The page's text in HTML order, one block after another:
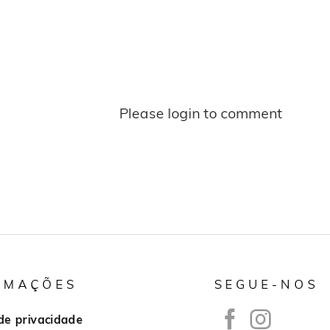
Please login to comment
privacidade
SEGUE-NOS